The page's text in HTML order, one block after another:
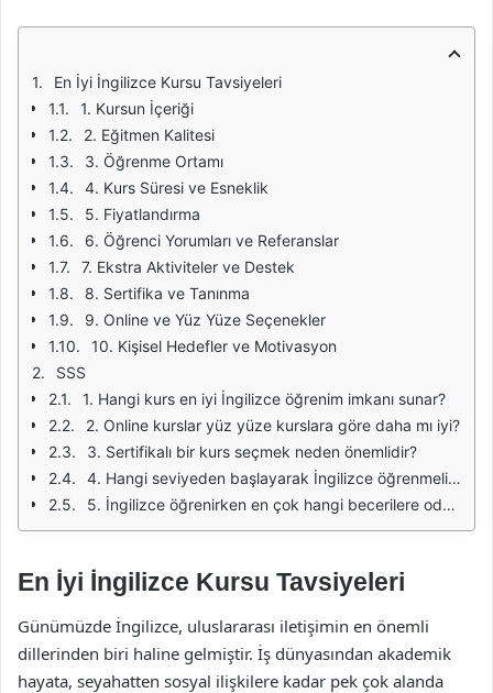
En İyi İngilizce Kursu Tavsiyeleri
1. Kursun İçeriği
2. Eğitmen Kalitesi
3. Öğrenme Ortamı
4. Kurs Süresi ve Esneklik
5. Fiyatlandırma
6. Öğrenci Yorumları ve Referanslar
7. Ekstra Aktiviteler ve Destek
8. Sertifika ve Tanınma
9. Online ve Yüz Yüze Seçenekler
10. Kişisel Hedefler ve Motivasyon
SSS
1. Hangi kurs en iyi İngilizce öğrenim imkanı sunar?
2. Online kurslar yüz yüze kurslara göre daha mı iyi?
3. Sertifikalı bir kurs seçmek neden önemlidir?
4. Hangi seviyeden başlayarak İngilizce öğrenmeliyim?
5. İngilizce öğrenirken en çok hangi becerilere odaklanmalıyım?
En İyi İngilizce Kursu Tavsiyeleri
Günümüzde İngilizce, uluslararası iletişimin en önemli
dillerinden biri haline gelmiştir. İş dünyasından akademik
hayata, seyahatten sosyal ilişkilere kadar pek çok alanda